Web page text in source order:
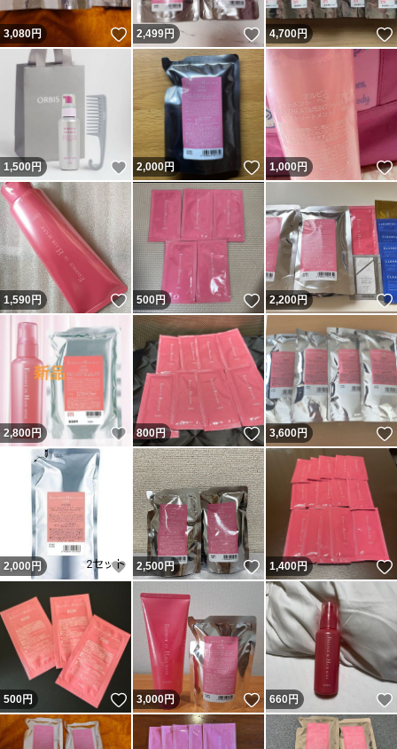
3,080円 いいね！
2,499円 いいね！
4,700円
1,500円 いいね！
2,000円 いいね！
1,000円
1,590円 いいね！
500円 いいね！
2,200円
2,800円 いいね！
800円 いいね！
3,600円
2,000 円 いいね！
2,500円 いいね！
1,400円
500円 いいね！
3,000円 いいね！
660円